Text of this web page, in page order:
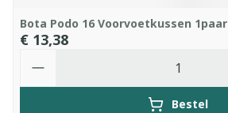
Bota Podo 16 Voorvoetkussen 1paar
€ 13,38
Bestel